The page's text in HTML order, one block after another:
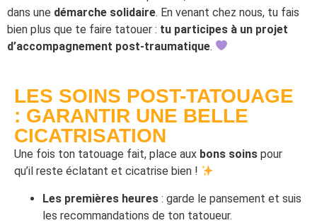
dans une démarche solidaire. En venant chez nous, tu fais
bien plus que te faire tatouer : tu participes à un projet
d’accompagnement post-traumatique.
LES SOINS POST-TATOUAGE
: GARANTIR UNE BELLE
CICATRISATION
Une fois ton tatouage fait, place aux bons soins pour
qu’il reste éclatant et cicatrise bien !
Les premières heures : garde le pansement et suis
les recommandations de ton tatoueur.